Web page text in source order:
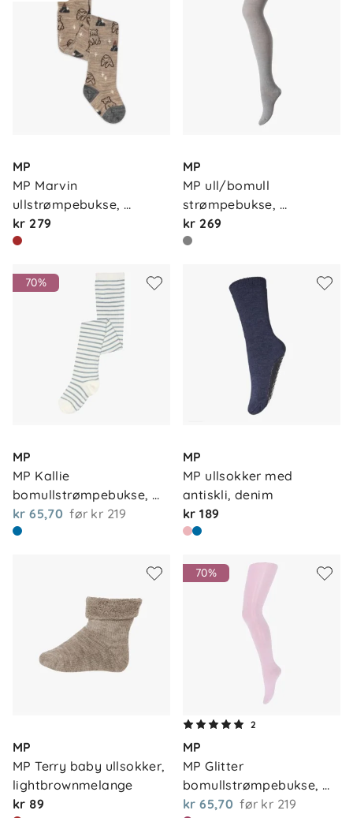
MP
MP Marvin
ullstrømpebukse,
lightbr…
kr 279
MP
MP ull/bomull
strømpebukse,
greymela…
kr 269
70%
MP
MP Kallie
bomullstrømpebukse,
du…
kr 65,70 før kr 219
MP
MP ullsokker med
antiskli, denim
kr 189
MP
MP Terry baby ullsokker,
lightbrownmelange
kr 89
70%
2
MP
MP Glitter
bomullstrømpebukse,
fra…
kr 65,70 før kr 219